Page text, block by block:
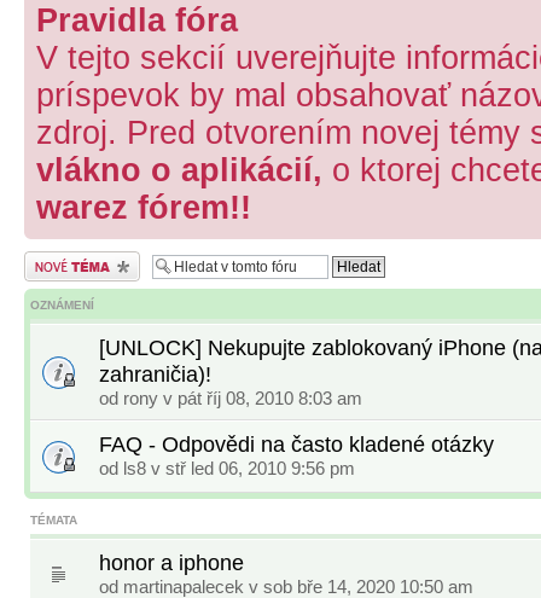
Pravidla fóra
V tejto sekcií uverejňujte
príspevok by mal obsahovať
zdroj. Pred otvorením novej témy
vlákno o aplikácií, o ktorej
warez fórem!!
Odeslat nové téma
OZNÁMENÍ
[UNLOCK] Nekupujte zablokovaný iPhone
zahraničia)!
od rony v pát říj 08, 2010 8:03 am
FAQ - Odpovědi na často kladené otázky
od ls8 v stř led 06, 2010 9:56 pm
TÉMATA
honor a iphone
od martinapalecek v sob bře 14, 2020 10:50 am